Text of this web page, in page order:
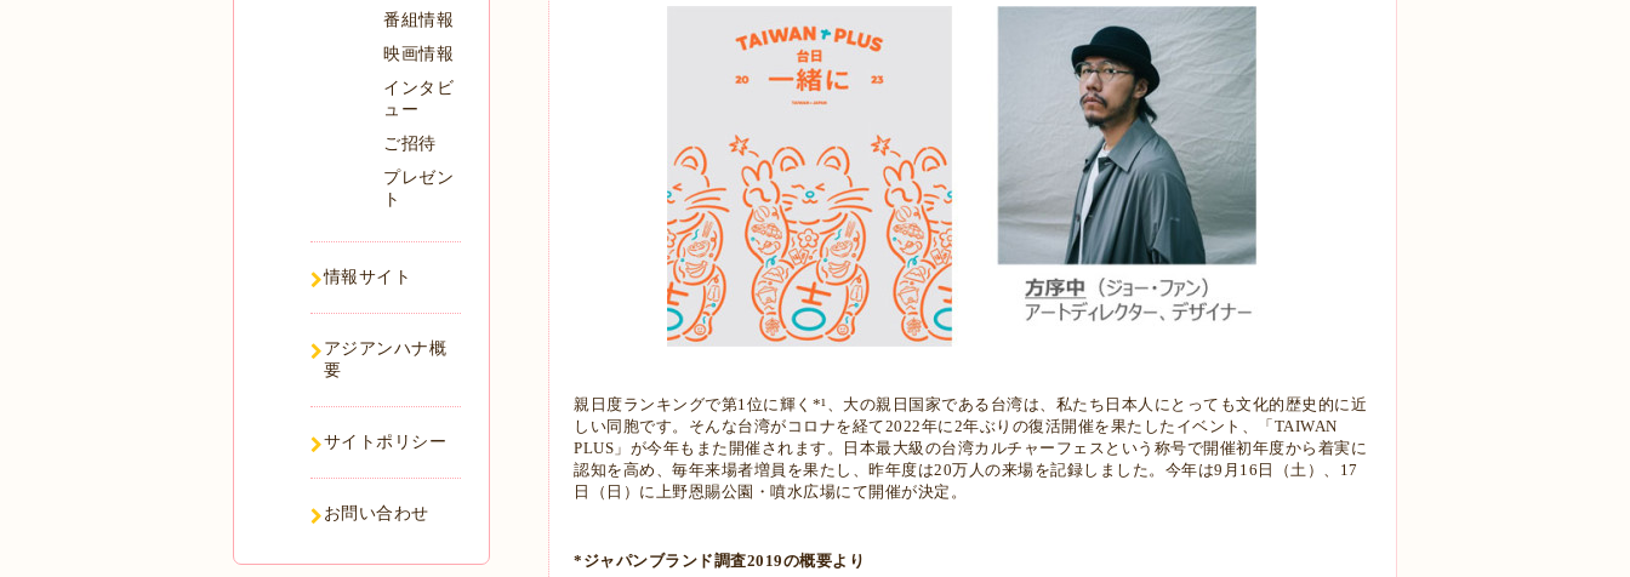
親日度ランキングで第1位に輝く*¹、大の親日国家である台湾は、私たち日本人にとっても文化的歴史的に近
しい同胞です。そんな台湾がコロナを経て2022年に2年ぶりの復活開催を果たしたイベント、「TAIWAN
PLUS」が今年もまた開催されます。日本最大級の台湾カルチャーフェスという称号で開催初年度から着実に
認知を高め、毎年来場者増員を果たし、昨年度は20万人の来場を記録しました。今年は9月16日（土）、17
日（日）に上野恩賜公園・噴水広場にて開催が決定。
*ジャパンブランド調査2019の概要より
番組情報
映画情報
インタビ
ュー
ご招待
プレゼン
ト
情報サイト
アジアンハナ概
要
サイトポリシー
お問い合わせ